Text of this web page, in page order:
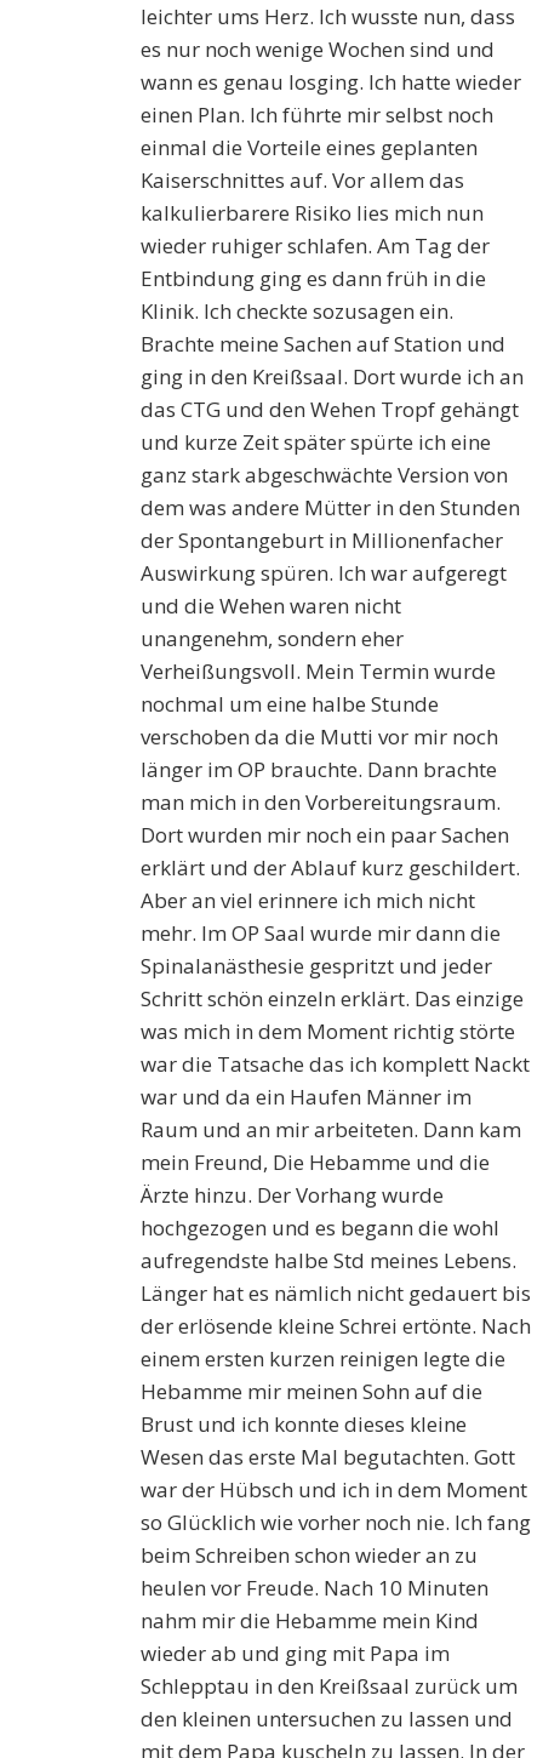
leichter ums Herz. Ich wusste nun, dass
es nur noch wenige Wochen sind und
wann es genau losging. Ich hatte wieder
einen Plan. Ich führte mir selbst noch
einmal die Vorteile eines geplanten
Kaiserschnittes auf. Vor allem das
kalkulierbarere Risiko lies mich nun
wieder ruhiger schlafen. Am Tag der
Entbindung ging es dann früh in die
Klinik. Ich checkte sozusagen ein.
Brachte meine Sachen auf Station und
ging in den Kreißsaal. Dort wurde ich an
das CTG und den Wehen Tropf gehängt
und kurze Zeit später spürte ich eine
ganz stark abgeschwächte Version von
dem was andere Mütter in den Stunden
der Spontangeburt in Millionenfacher
Auswirkung spüren. Ich war aufgeregt
und die Wehen waren nicht
unangenehm, sondern eher
Verheißungsvoll. Mein Termin wurde
nochmal um eine halbe Stunde
verschoben da die Mutti vor mir noch
länger im OP brauchte. Dann brachte
man mich in den Vorbereitungsraum.
Dort wurden mir noch ein paar Sachen
erklärt und der Ablauf kurz geschildert.
Aber an viel erinnere ich mich nicht
mehr. Im OP Saal wurde mir dann die
Spinalanästhesie gespritzt und jeder
Schritt schön einzeln erklärt. Das einzige
was mich in dem Moment richtig störte
war die Tatsache das ich komplett Nackt
war und da ein Haufen Männer im
Raum und an mir arbeiteten. Dann kam
mein Freund, Die Hebamme und die
Ärzte hinzu. Der Vorhang wurde
hochgezogen und es begann die wohl
aufregendste halbe Std meines Lebens.
Länger hat es nämlich nicht gedauert bis
der erlösende kleine Schrei ertönte. Nach
einem ersten kurzen reinigen legte die
Hebamme mir meinen Sohn auf die
Brust und ich konnte dieses kleine
Wesen das erste Mal begutachten. Gott
war der Hübsch und ich in dem Moment
so Glücklich wie vorher noch nie. Ich fang
beim Schreiben schon wieder an zu
heulen vor Freude. Nach 10 Minuten
nahm mir die Hebamme mein Kind
wieder ab und ging mit Papa im
Schlepptau in den Kreißsaal zurück um
den kleinen untersuchen zu lassen und
mit dem Papa kuscheln zu lassen. In der